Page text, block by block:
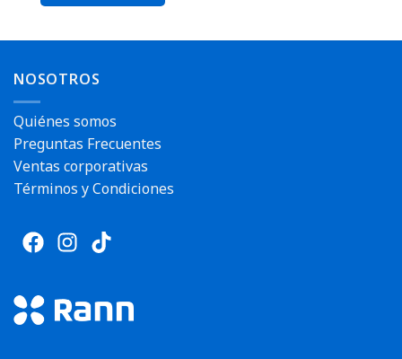
NOSOTROS
Quiénes somos
Preguntas Frecuentes
Ventas corporativas
Términos y Condiciones